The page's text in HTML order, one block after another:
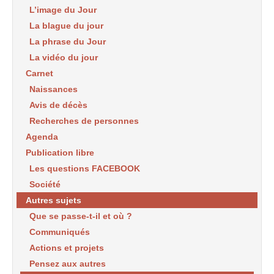
L’image du Jour
La blague du jour
La phrase du Jour
La vidéo du jour
Carnet
Naissances
Avis de décès
Recherches de personnes
Agenda
Publication libre
Les questions FACEBOOK
Société
Autres sujets
Que se passe-t-il et où ?
Communiqués
Actions et projets
Pensez aux autres